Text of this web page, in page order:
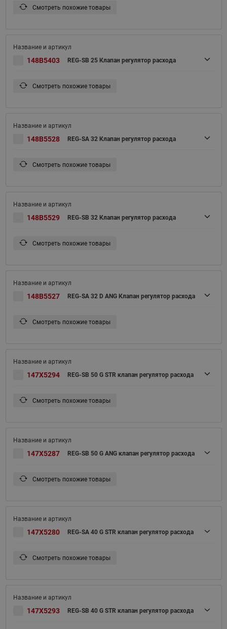
Смотреть похожие товары
148B5403 REG-SB 25 Клапан регулятор расхода
Смотреть похожие товары
148B5528 REG-SA 32 Клапан регулятор расхода
Смотреть похожие товары
148B5529 REG-SB 32 Клапан регулятор расхода
Смотреть похожие товары
148B5527 REG-SA 32 D ANG Клапан регулятор расхода
Смотреть похожие товары
147X5294 REG-SB 50 G STR клапан регулятор расхода
Смотреть похожие товары
147X5287 REG-SB 50 G ANG клапан регулятор расхода
Смотреть похожие товары
147X5280 REG-SA 40 G STR клапан регулятор расхода
Смотреть похожие товары
147X5293 REG-SB 40 G STR клапан регулятор расхода